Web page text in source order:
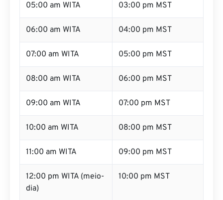
05:00 am WITA 03:00 pm MST
06:00 am WITA 04:00 pm MST
07:00 am WITA 05:00 pm MST
08:00 am WITA 06:00 pm MST
09:00 am WITA 07:00 pm MST
10:00 am WITA 08:00 pm MST
11:00 am WITA 09:00 pm MST
12:00 pm WITA (meio-
dia)
10:00 pm MST